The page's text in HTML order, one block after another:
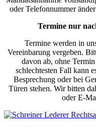
oder Telefonnummer
Termine nur
Termine werden in
Vereinbarung vergeben.
davon ab, ohne
schlechtesten Fall kann
Besprechung oder bei
Türen stehen. Wir bitten
oder E-